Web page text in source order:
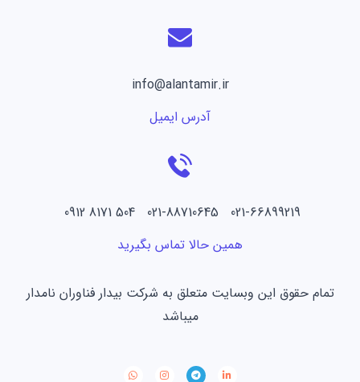
info@alantamir.ir
آدرس ایمیل
021-66899219 021-88710645 504 8171 0912
همین حالا تماس بگیرید
تمام حقوق این وبسایت متعلق به شرکت بیدار فناوران نامدار
میباشد